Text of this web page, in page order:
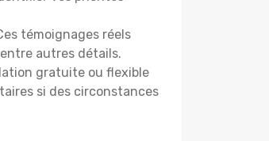
témoignages réels
autres détails.
gratuite ou flexible
si des circonstances